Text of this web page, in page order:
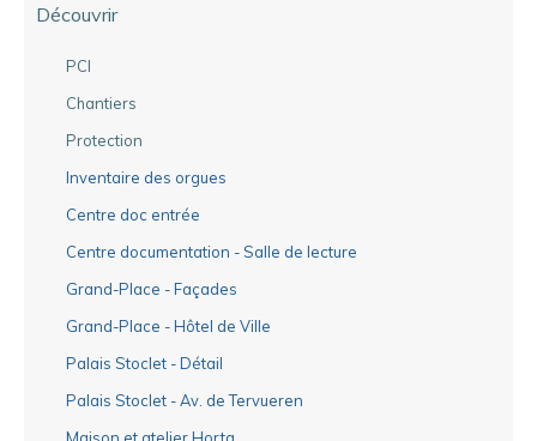
Découvrir
PCI
Chantiers
Protection
Inventaire des orgues
Centre doc entrée
Centre documentation - Salle de lecture
Grand-Place - Façades
Grand-Place - Hôtel de Ville
Palais Stoclet - Détail
Palais Stoclet - Av. de Tervueren
Maison et atelier Horta